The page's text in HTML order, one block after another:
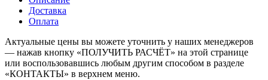
Доставка
Оплата
Актуальные цены вы можете уточнить у наших менеджеров
— нажав кнопку «ПОЛУЧИТЬ РАСЧЁТ» на этой странице
или воспользовавшись любым другим способом в разделе
«КОНТАКТЫ» в верхнем меню.